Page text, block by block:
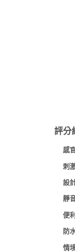
評分
感
刺
設
靜
便
防
情